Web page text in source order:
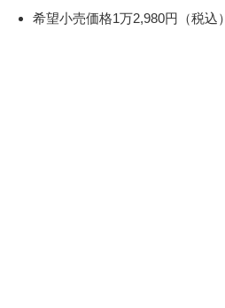
希望小売価格1万2,980円（税込）